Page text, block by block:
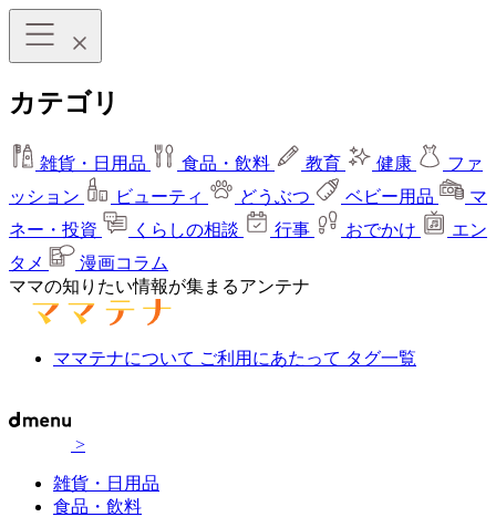
カテゴリ
雑貨・日用品 食品・飲料 教育 健康
ファ
ッション
ビューティ どうぶつ ベビー用品
マ
ネー・投資
くらしの相談 行事 おでかけ
エン
タメ
漫画コラム
ママの知りたい情報が集まるアンテナ
ママテナについて ご利用にあたって タグ一覧
>
雑貨・日用品
食品・飲料